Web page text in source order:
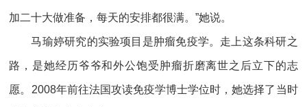
加二十大做准备，每天的安排都很满。”她说。
马瑜婷研究的实验项目是肿瘤免疫学。走上这条科研之
路，是她经历爷爷和外公饱受肿瘤折磨离世之后立下的志
愿。2008年前往法国攻读免疫学博士学位时，她选择了当时